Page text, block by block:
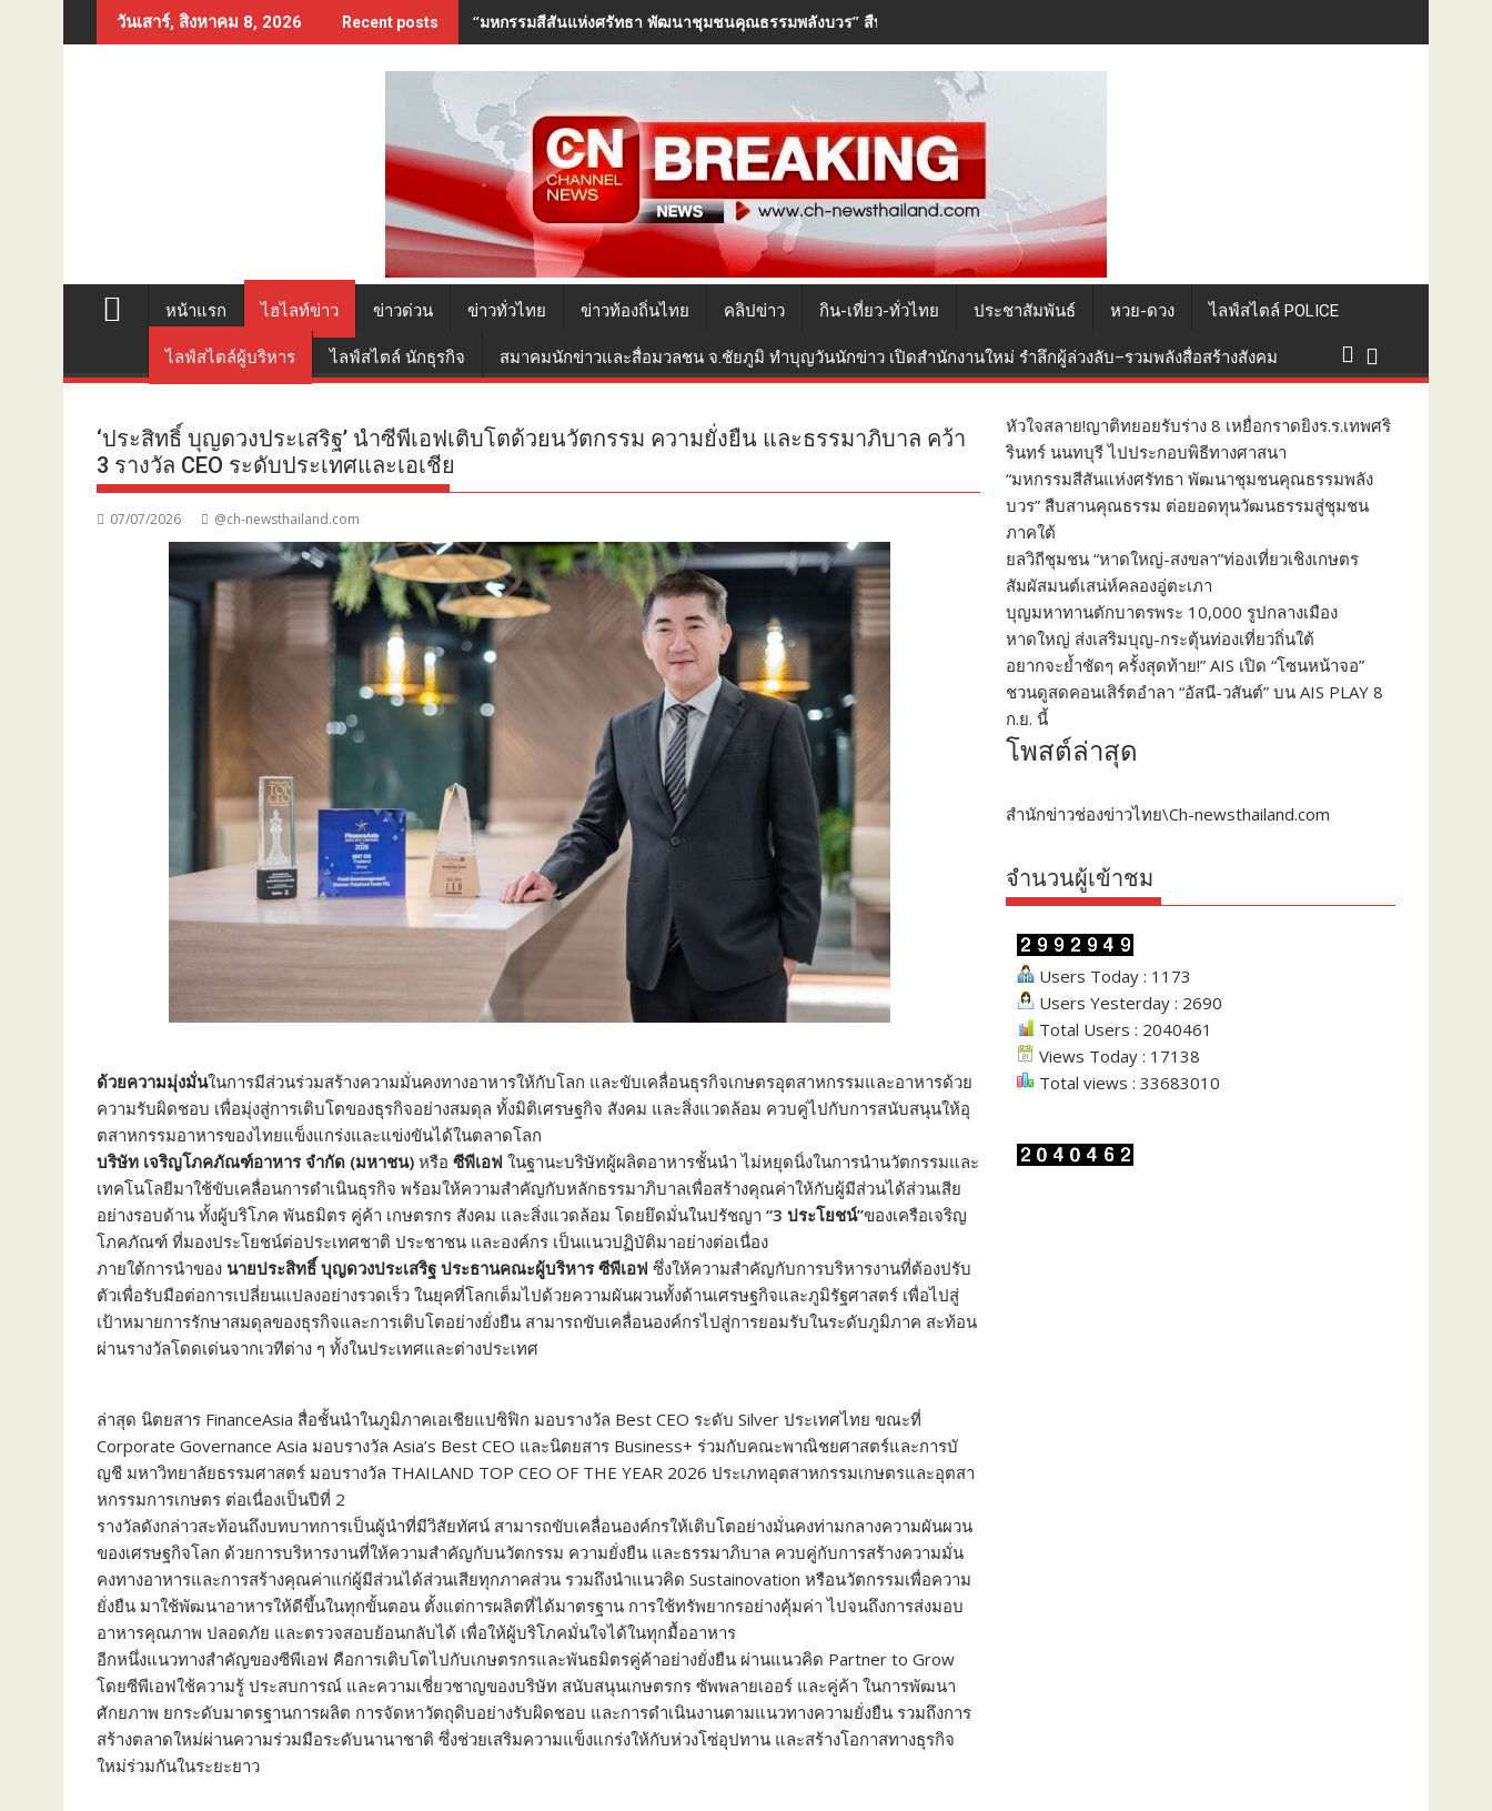
to
วันเสาร์, สิงหาคม 8, 2026 Recent posts “มหกรรมสีสันแห่งศรัทธา พัฒนาชุมชนคุณธรรมพลังบวร” สืบสานคุณธรรม ต่อยอดทุนวัฒนธรรมสู่ชุมชนภาคใต้
หน้าแรก ไฮไลท์ข่าว ข่าวด่วน ข่าวทั่วไทย ข่าวท้องถิ่นไทย คลิปข่าว กิน-เที่ยว-ทั่วไทย ประชาสัมพันธ์ หวย-ดวง ไลฟ์สไตล์ POLICE
ไลฟ์สไตล์ผู้บริหาร ไลฟ์สไตล์ นักธุรกิจ สมาคมนักข่าวและสื่อมวลชน จ.ชัยภูมิ ทำบุญวันนักข่าว เปิดสำนักงานใหม่ รำลึกผู้ล่วงลับ–รวมพลังสื่อสร้างสังคม
‘ประสิทธิ์ บุญดวงประเสริฐ’ นำซีพีเอฟเติบโตด้วยนวัตกรรม ความยั่งยืน และธรรมาภิบาล คว้า
3 รางวัล CEO ระดับประเทศและเอเชีย
07/07/2026 @ch-newsthailand.com
ด้วยความมุ่งมั่นในการมีส่วนร่วมสร้างความมั่นคงทางอาหารให้กับโลก และขับเคลื่อนธุรกิจเกษตรอุตสาหกรรมและอาหารด้วย
ความรับผิดชอบ เพื่อมุ่งสู่การเติบโตของธุรกิจอย่างสมดุล ทั้งมิติเศรษฐกิจ สังคม และสิ่งแวดล้อม ควบคู่ไปกับการสนับสนุนให้อุ
ตสาหกรรมอาหารของไทยแข็งแกร่งและแข่งขันได้ในตลาดโลก
บริษัท เจริญโภคภัณฑ์อาหาร จำกัด (มหาชน) หรือ ซีพีเอฟ ในฐานะบริษัทผู้ผลิตอาหารชั้นนำ ไม่หยุดนิ่งในการนำนวัตกรรมและ
เทคโนโลยีมาใช้ขับเคลื่อนการดำเนินธุรกิจ พร้อมให้ความสำคัญกับหลักธรรมาภิบาลเพื่อสร้างคุณค่าให้กับผู้มีส่วนได้ส่วนเสีย
อย่างรอบด้าน ทั้งผู้บริโภค พันธมิตร คู่ค้า เกษตรกร สังคม และสิ่งแวดล้อม โดยยึดมั่นในปรัชญา “3 ประโยชน์”ของเครือเจริญ
โภคภัณฑ์ ที่มองประโยชน์ต่อประเทศชาติ ประชาชน และองค์กร เป็นแนวปฏิบัติมาอย่างต่อเนื่อง
ภายใต้การนำของ นายประสิทธิ์ บุญดวงประเสริฐ ประธานคณะผู้บริหาร ซีพีเอฟ ซึ่งให้ความสำคัญกับการบริหารงานที่ต้องปรับ
ตัวเพื่อรับมือต่อการเปลี่ยนแปลงอย่างรวดเร็ว ในยุคที่โลกเต็มไปด้วยความผันผวนทั้งด้านเศรษฐกิจและภูมิรัฐศาสตร์ เพื่อไปสู่
เป้าหมายการรักษาสมดุลของธุรกิจและการเติบโตอย่างยั่งยืน สามารถขับเคลื่อนองค์กรไปสู่การยอมรับในระดับภูมิภาค สะท้อน
ผ่านรางวัลโดดเด่นจากเวทีต่าง ๆ ทั้งในประเทศและต่างประเทศ
ล่าสุด นิตยสาร FinanceAsia สื่อชั้นนำในภูมิภาคเอเชียแปซิฟิก มอบรางวัล Best CEO ระดับ Silver ประเทศไทย ขณะที่
Corporate Governance Asia มอบรางวัล Asia’s Best CEO และนิตยสาร Business+ ร่วมกับคณะพาณิชยศาสตร์และการบั
ญชี มหาวิทยาลัยธรรมศาสตร์ มอบรางวัล THAILAND TOP CEO OF THE YEAR 2026 ประเภทอุตสาหกรรมเกษตรและอุตสา
หกรรมการเกษตร ต่อเนื่องเป็นปีที่ 2
รางวัลดังกล่าวสะท้อนถึงบทบาทการเป็นผู้นำที่มีวิสัยทัศน์ สามารถขับเคลื่อนองค์กรให้เติบโตอย่างมั่นคงท่ามกลางความผันผวน
ของเศรษฐกิจโลก ด้วยการบริหารงานที่ให้ความสำคัญกับนวัตกรรม ความยั่งยืน และธรรมาภิบาล ควบคู่กับการสร้างความมั่น
คงทางอาหารและการสร้างคุณค่าแก่ผู้มีส่วนได้ส่วนเสียทุกภาคส่วน รวมถึงนำแนวคิด Sustainovation หรือนวัตกรรมเพื่อความ
ยั่งยืน มาใช้พัฒนาอาหารให้ดีขึ้นในทุกขั้นตอน ตั้งแต่การผลิตที่ได้มาตรฐาน การใช้ทรัพยากรอย่างคุ้มค่า ไปจนถึงการส่งมอบ
อาหารคุณภาพ ปลอดภัย และตรวจสอบย้อนกลับได้ เพื่อให้ผู้บริโภคมั่นใจได้ในทุกมื้ออาหาร
อีกหนึ่งแนวทางสำคัญของซีพีเอฟ คือการเติบโตไปกับเกษตรกรและพันธมิตรคู่ค้าอย่างยั่งยืน ผ่านแนวคิด Partner to Grow
โดยซีพีเอฟใช้ความรู้ ประสบการณ์ และความเชี่ยวชาญของบริษัท สนับสนุนเกษตรกร ซัพพลายเออร์ และคู่ค้า ในการพัฒนา
ศักยภาพ ยกระดับมาตรฐานการผลิต การจัดหาวัตถุดิบอย่างรับผิดชอบ และการดำเนินงานตามแนวทางความยั่งยืน รวมถึงการ
สร้างตลาดใหม่ผ่านความร่วมมือระดับนานาชาติ ซึ่งช่วยเสริมความแข็งแกร่งให้กับห่วงโซ่อุปทาน และสร้างโอกาสทางธุรกิจ
ใหม่ร่วมกันในระยะยาว
หัวใจสลาย!ญาติทยอยรับร่าง 8 เหยื่อกราดยิงร.ร.เทพศริ
รินทร์ นนทบุรี ไปประกอบพิธีทางศาสนา
“มหกรรมสีสันแห่งศรัทธา พัฒนาชุมชนคุณธรรมพลัง
บวร” สืบสานคุณธรรม ต่อยอดทุนวัฒนธรรมสู่ชุมชน
ภาคใต้
ยลวิถีชุมชน “หาดใหญ่-สงขลา”ท่องเที่ยวเชิงเกษตร
สัมผัสมนต์เสน่ห์คลองอู่ตะเภา
บุญมหาทานตักบาตรพระ 10,000 รูปกลางเมือง
หาดใหญ่ ส่งเสริมบุญ-กระตุ้นท่องเที่ยวถิ่นใต้
อยากจะย้ำชัดๆ ครั้งสุดท้าย!” AIS เปิด “โซนหน้าจอ”
ชวนดูสดคอนเสิร์ตอำลา “อัสนี-วสันต์” บน AIS PLAY 8
ก.ย. นี้
โพสต์ล่าสุด
สำนักข่าวช่องข่าวไทย\Ch-newsthailand.com
จำนวนผู้เข้าชม
Users Today : 1173
Users Yesterday : 2690
Total Users : 2040461
Views Today : 17138
Total views : 33683010